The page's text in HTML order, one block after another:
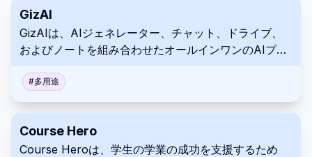
GizAI
GizAIは、AIジェネレーター、チャット、ドライブ、
およびノートを組み合わせたオールインワンのAIプラ
ーの作成などの高度な機能を提供します。
#多用途
Course Hero
Course Heroは、学生の学業の成功を支援するため